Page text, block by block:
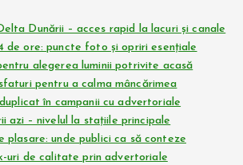
Dunării – acces rapid la lacuri și canale
de ore: puncte foto și opriri esențiale
alegerea luminii potrivite acasă
pentru a calma mâncărimea
în campanii cu advertoriale
azi – nivelul la stațiile principale
unde publici ca să conteze
uri de calitate prin advertoriale